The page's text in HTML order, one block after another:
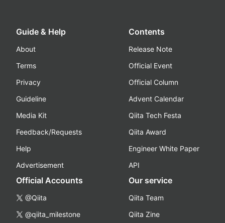
Guide & Help
About
Terms
Privacy
Guideline
Media Kit
Feedback/Requests
Help
Advertisement
Contents
Release Note
Official Event
Official Column
Advent Calendar
Qiita Tech Festa
Qiita Award
Engineer White Paper
API
Official Accounts
@Qiita
@qiita_milestone
Our service
Qiita Team
Qiita Zine